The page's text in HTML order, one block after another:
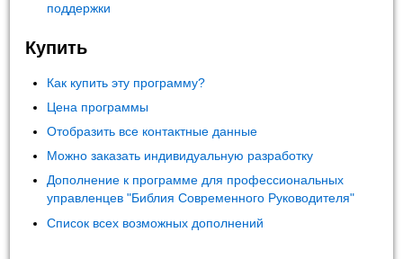
поддержки
Купить
Как купить эту программу?
Цена программы
Отобразить все контактные данные
Можно заказать индивидуальную разработку
Дополнение к программе для профессиональных
управленцев "Библия Современного Руководителя"
Список всех возможных дополнений